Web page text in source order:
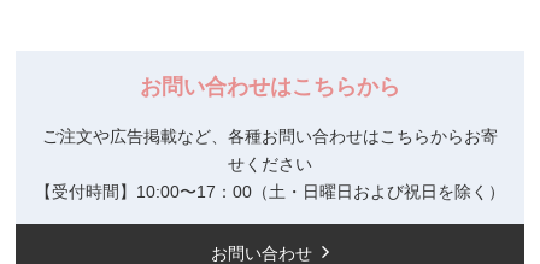
お問い合わせはこちらから
ご注文や広告掲載など、各種お問い合わせはこちらからお寄
せください
【受付時間】10:00〜17：00（土・日曜日および祝日を除く）
お問い合わせ